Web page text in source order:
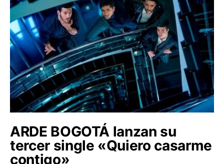
ARDE BOGOTÁ lanzan su
tercer single «Quiero casarme
contigo»